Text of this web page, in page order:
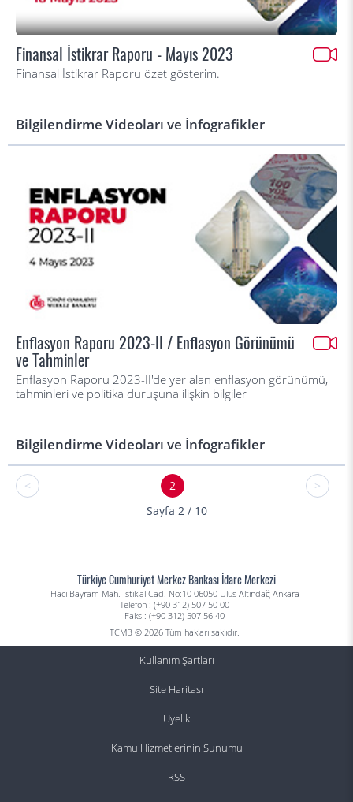
Finansal İstikrar Raporu - Mayıs 2023
Finansal İstikrar Raporu özet gösterim.
Bilgilendirme Videoları ve İnfografikler
Enflasyon Raporu 2023-II / Enflasyon Görünümü
ve Tahminler
Enflasyon Raporu 2023-II'de yer alan enflasyon görünümü,
tahminleri ve politika duruşuna ilişkin bilgiler
Bilgilendirme Videoları ve İnfografikler
< 2
>
Sayfa 2 / 10
Türkiye Cumhuriyet Merkez Bankası İdare Merkezi
Hacı Bayram Mah. İstiklal Cad. No:10 06050 Ulus Altındağ Ankara
Telefon : (+90 312) 507 50 00
Faks : (+90 312) 507 56 40
TCMB © 2026 Tüm hakları saklıdır.
Kullanım Şartları
Site Haritası
Üyelik
Kamu Hizmetlerinin Sunumu
RSS